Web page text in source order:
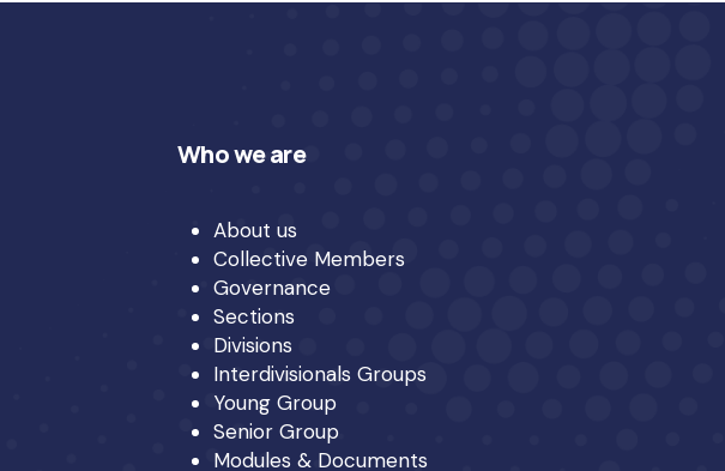
Who we are
About us
Collective Members
Governance
Sections
Divisions
Interdivisionals Groups
Young Group
Senior Group
Modules & Documents